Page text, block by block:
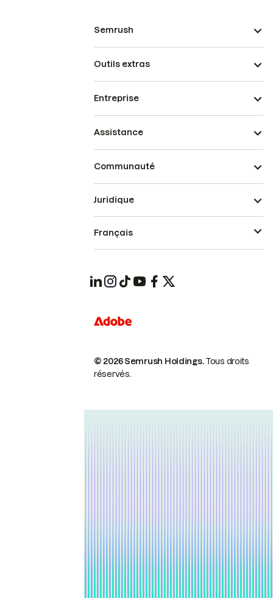
Semrush
Outils extras
Entreprise
Assistance
Communauté
© 2026 Semrush Holdings.Tous droits
réservés.
Juridique
Français